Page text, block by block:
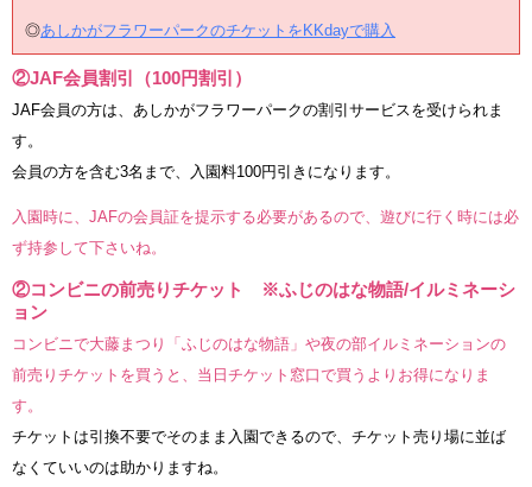
◎あしかがフラワーパークのチケットをKKdayで購入
②JAF会員割引（100円割引）
JAF会員の方は、あしかがフラワーパークの割引サービスを受けられま
す。
会員の方を含む3名まで、入園料100円引きになります。
入園時に、JAFの会員証を提示する必要があるので、遊びに行く時には必
ず持参して下さいね。
②コンビニの前売りチケット
※ふじのはな物語/イルミネーシ
ョン
コンビニで大藤まつり「ふじのはな物語」や夜の部イルミネーションの
前売りチケットを買うと、当日チケット窓口で買うよりお得になりま
す。
チケットは引換不要でそのまま入園できるので、チケット売り場に並ば
なくていいのは助かりますね。